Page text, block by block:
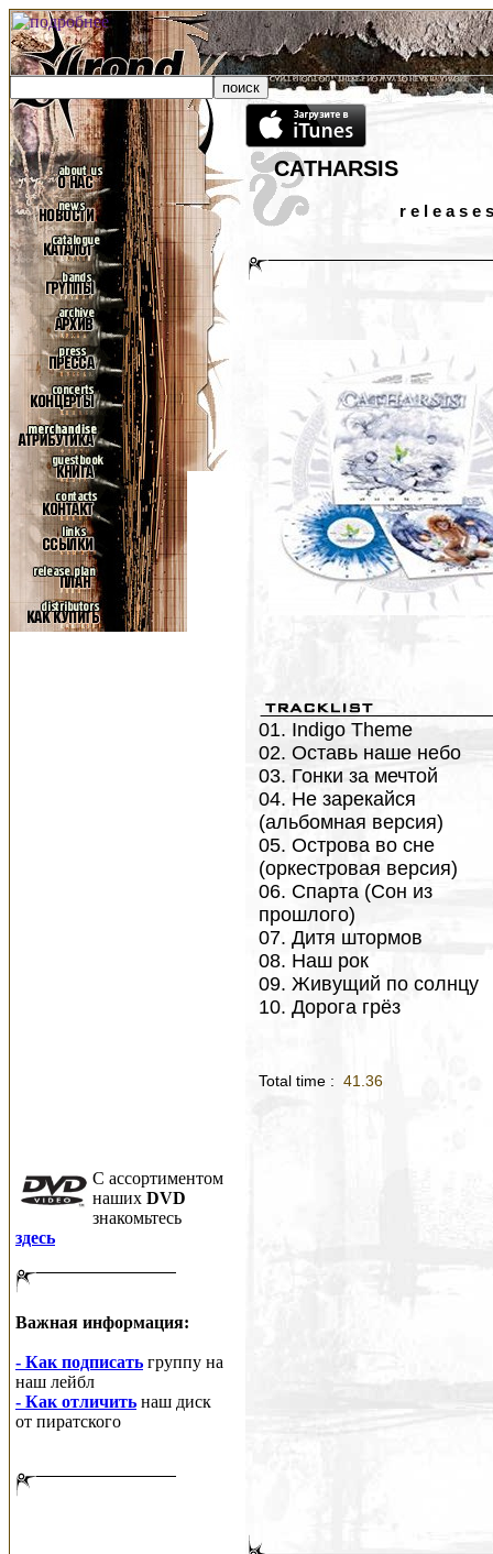
C ассортиментом
наших DVD
знакомьтесь
здесь
Важная информация:
- Как подписать группу на
наш лейбл
- Как отличить наш диск
от пиратского
CATHARSIS
r e l e a s e s
01. Indigo Theme
02. Оставь наше небо
03. Гонки за мечтой
04. Не зарекайся
(альбомная версия)
05. Острова во сне
(оркестровая версия)
06. Спарта (Сон из
прошлого)
07. Дитя штормов
08. Наш рок
09. Живущий по солнцу
10. Дорога грёз
Total time : 41.36